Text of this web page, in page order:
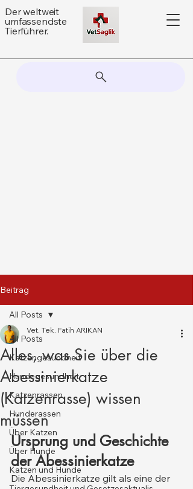
Der weltweit
umfassendste
Tierführer.
Beitrag
All Posts
Katzengesundheit
Hundegesundheit
Katzenrassen
Hunderassen
Über Katzen
Über Hunde
Katzen und Hunde
All Posts
Alles, was Sie über die
Abessinierkatze
(Katzenrasse) wissen
müssen
Vet. Tek. Fatih ARIKAN
Ursprung und Geschichte
der Abessinierkatze
Die Abessinierkatze gilt als eine der